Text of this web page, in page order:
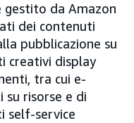
da Amazon
dei contenuti
pubblicazione su
creativi display
tra cui e-
su risorse e di
self-service